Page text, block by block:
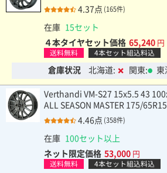
4.37点 (165件)
在庫 15セット
４本タイヤセット価格 65,240 円
送料無料 4本セット組込料込
倉庫状況 北海道: 関東: 東
Verthandi VM-S27 15x5.5 43
ALL SEASON MASTER 175/
4.46点 (358件)
在庫 100セット以上
ネット限定価格 53,000 円
送料無料 4本セット組込料込